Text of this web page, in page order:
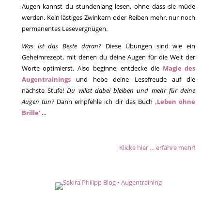
Augen kannst du stundenlang lesen, ohne dass sie müde
werden. Kein lästiges Zwinkern oder Reiben mehr, nur noch
permanentes Lesevergnügen.
Was ist das Beste daran? Diese Übungen sind wie ein
Geheimrezept, mit denen du deine Augen für die Welt der
Worte optimierst. Also beginne, entdecke die Magie des
Augentrainingsund hebe deine Lesefreude auf die
nächste Stufe!Du willst dabei bleiben und mehr für deine
Augen tun?Dann empfehle ich dir das Buch‚Leben ohne
Brille‘…
Klicke hier … erfahre mehr!